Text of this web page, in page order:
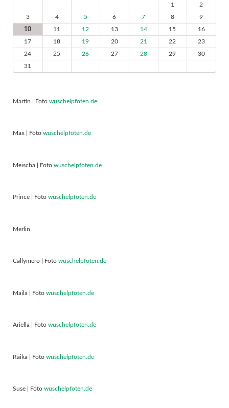
1
2
3
4 5 6 7 8
9
10
11 12 13 14 15
16
17
18 19 20 21 22
23
24
25 26 27 28 29
30
31
Martin | Foto wuschelpfoten.de
Max | Foto wuschelpfoten.de
Meischa | Foto wuschelpfoten.de
Prince | Foto wuschelpfoten.de
Merlin
Callymero | Foto wuschelpfoten.de
Maila | Foto wuschelpfoten.de
Ariella | Foto wuschelpfoten.de
Raika | Foto wuschelpfoten.de
Suse | Foto wuschelpfoten.de